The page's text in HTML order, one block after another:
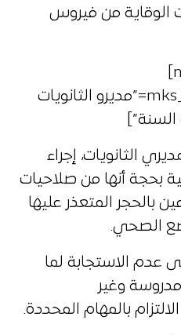
الوقاية من فيروس
[mks_accordion_item title=”مديرو الثانويات
الثانويات، إجراء
بحجة أنها من صلاحيات
بالحجر المتعذر عليها
الصحي.
عدم الاستجابة لما
وغير
بالمهام المحددة.